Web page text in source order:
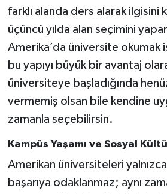
farklı alanda ders alarak ilgisini
üçüncü yılda alan seçimini
Amerika’da üniversite
bu yapıyı büyük bir avantaj
üniversiteye başladığında
vermemiş olsan bile kendine
zamanla seçebilirsin.
Kampüs Yaşamı ve Sosyal
Amerikan üniversiteleri
başarıya odaklanmaz; aynı